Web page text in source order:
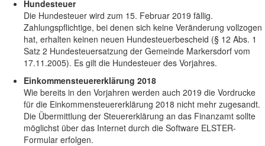
Hundesteuer
Die Hundesteuer wird zum 15. Februar 2019 fällig.
Zahlungspflichtige, bei denen sich keine Veränderung vollzogen
hat, erhalten keinen neuen Hundesteuerbescheid (§ 12 Abs. 1
Satz 2 Hundesteuersatzung der Gemeinde Markersdorf vom
17.11.2005). Es gilt die Hundesteuer des Vorjahres.
Einkommensteuererklärung 2018
Wie bereits in den Vorjahren werden auch 2019 die Vordrucke
für die Einkommensteuererklärung 2018 nicht mehr zugesandt.
Die Übermittlung der Steuererklärung an das Finanzamt sollte
möglichst über das Internet durch die Software ELSTER-
Formular erfolgen.